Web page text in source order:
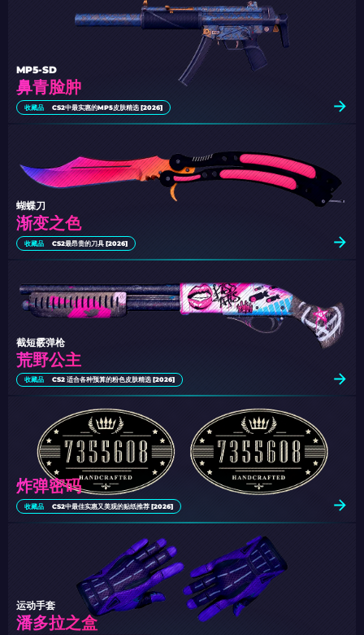
鼻青脸肿
MP5-SD
收藏品 CS2中最实惠的MP5皮肤精选 [2026]
渐变之色
蝴蝶刀
收藏品 CS2最昂贵的刀具 [2026]
荒野公主
截短霰弹枪
收藏品 CS2 适合各种预算的粉色皮肤精选 [2026]
炸弹密码
收藏品 CS2中最佳实惠又美观的贴纸推荐 [2026]
潘多拉之盒
运动手套